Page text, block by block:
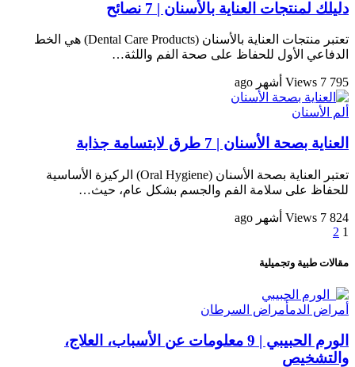
دليلك لمنتجات العناية بالأسنان | 7 نصائح
تعتبر منتجات العناية بالأسنان (Dental Care Products) هي الخط
الدفاعي الأول للحفاظ على صحة الفم واللثة…
795 Views 7 أشهر ago
ألم الأسنان
العناية بصحة الأسنان | 7 طرق لابتسامة جذابة
تعتبر العناية بصحة الأسنان (Oral Hygiene) الركيزة الأساسية
للحفاظ على سلامة الفم والجسم بشكل عام، حيث…
824 Views 7 أشهر ago
1
2
مقالات طبية وتجميلية
أمراض الدمأمراض السرطان
الورم الحبيبي | 9 معلومات عن الأسباب، العلاج،
والتشخيص